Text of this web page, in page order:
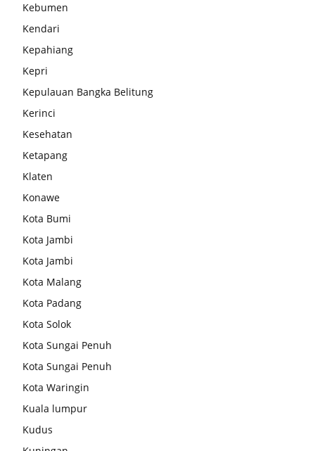
Kebumen
Kendari
Kepahiang
Kepri
Kepulauan Bangka Belitung
Kerinci
Kesehatan
Ketapang
Klaten
Konawe
Kota Bumi
Kota Jambi
Kota Jambi
Kota Malang
Kota Padang
Kota Solok
Kota Sungai Penuh
Kota Sungai Penuh
Kota Waringin
Kuala lumpur
Kudus